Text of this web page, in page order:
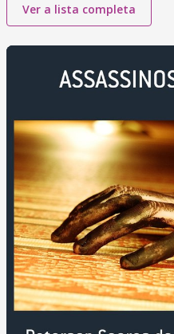
Ver a lista completa